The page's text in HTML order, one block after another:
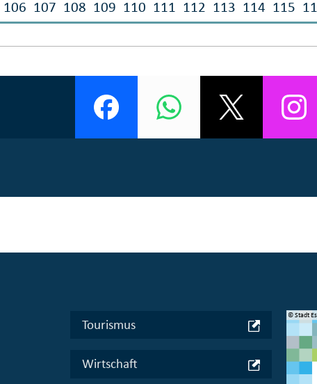
106 107 108 109 110 111 112 113 114 115
Tourismus
Wirtschaft
© Stadt